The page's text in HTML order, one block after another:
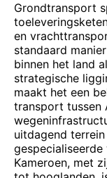
Grondtransport
en
standaard
binnen het land
strategische
maakt het een
transport tussen
uitdagend
Kameroen, met